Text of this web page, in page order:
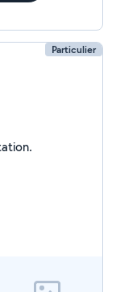
Particulier
ma présentation.